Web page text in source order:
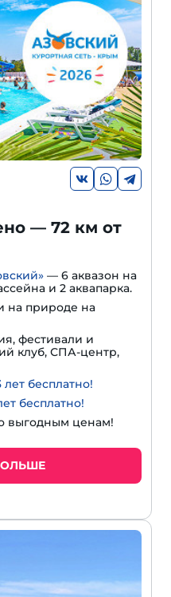
— 72 км от
— 6 аквазон на
и 2 аквапарка.
на природе на
фестивали и
клуб, СПА-центр,
бесплатно!
бесплатно!
выгодным ценам!